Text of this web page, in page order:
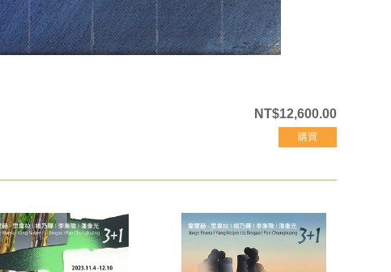
NT$12,600.00
購買